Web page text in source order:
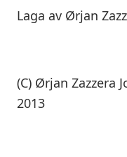
Laga av Ørjan
(C) Ørjan Zazzera
2013